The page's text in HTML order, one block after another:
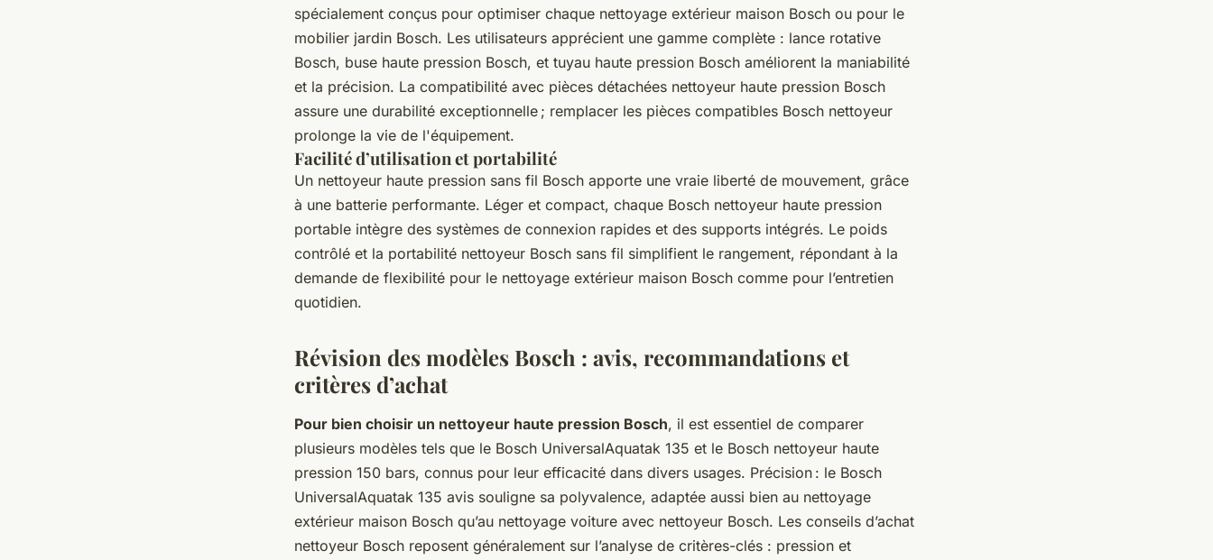
spécialement conçus pour optimiser chaque nettoyage extérieur maison Bosch ou pour le
mobilier jardin Bosch. Les utilisateurs apprécient une gamme complète : lance rotative
Bosch, buse haute pression Bosch, et tuyau haute pression Bosch améliorent la maniabilité
et la précision. La compatibilité avec pièces détachées nettoyeur haute pression Bosch
assure une durabilité exceptionnelle ; remplacer les pièces compatibles Bosch nettoyeur
prolonge la vie de l'équipement.
Facilité d’utilisation et portabilité
Un nettoyeur haute pression sans fil Bosch apporte une vraie liberté de mouvement, grâce
à une batterie performante. Léger et compact, chaque Bosch nettoyeur haute pression
portable intègre des systèmes de connexion rapides et des supports intégrés. Le poids
contrôlé et la portabilité nettoyeur Bosch sans fil simplifient le rangement, répondant à la
demande de flexibilité pour le nettoyage extérieur maison Bosch comme pour l’entretien
quotidien.
Révision des modèles Bosch : avis, recommandations et
critères d’achat
Pour bien choisir un nettoyeur haute pression Bosch, il est essentiel de comparer
plusieurs modèles tels que le Bosch UniversalAquatak 135 et le Bosch nettoyeur haute
pression 150 bars, connus pour leur efficacité dans divers usages. Précision : le Bosch
UniversalAquatak 135 avis souligne sa polyvalence, adaptée aussi bien au nettoyage
extérieur maison Bosch qu’au nettoyage voiture avec nettoyeur Bosch. Les conseils d’achat
nettoyeur Bosch reposent généralement sur l’analyse de critères-clés : pression et